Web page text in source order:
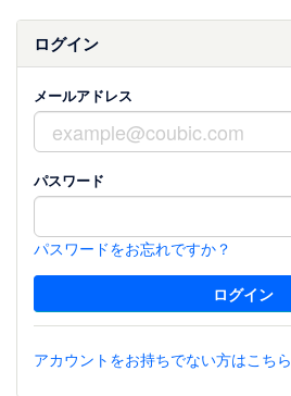
ログイン
メールアドレス
パスワード
パスワードをお忘れですか？
アカウントをお持ちでない方はこちら